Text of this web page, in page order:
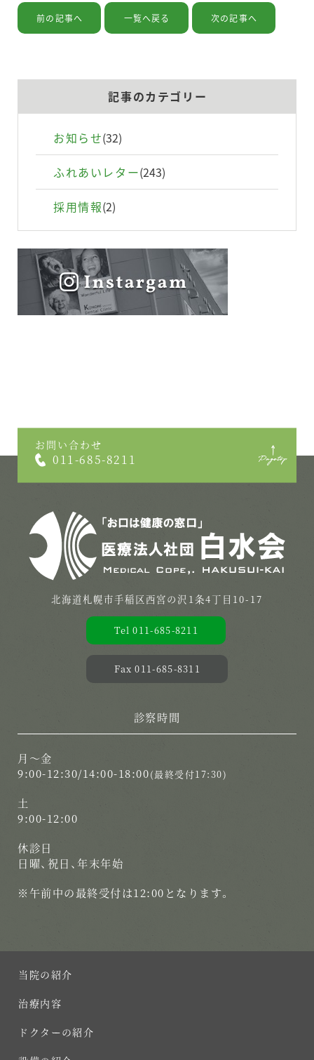
前の記事へ 一覧へ戻る 次の記事へ
記事のカテゴリー
お知らせ(32)
ふれあいレター(243)
採用情報(2)
お問い合わせ
011-685-8211
北海道札幌市手稲区西宮の沢1条4丁目10-17
Tel 011-685-8211
Fax 011-685-8311
診察時間
月〜金
9:00-12:30/14:00-18:00(最終受付17:30)
土
9:00-12:00
休診日
日曜、祝日、年末年始
※午前中の最終受付は12:00となります。
当院の紹介
治療内容
ドクターの紹介